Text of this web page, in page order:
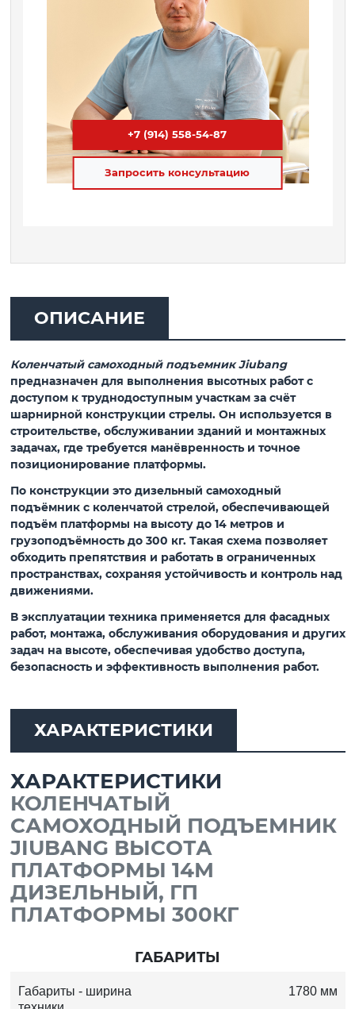
+7 (914) 558-54-87
Запросить консультацию
ОПИСАНИЕ
Коленчатый самоходный подъемник Jiubang
предназначен для выполнения высотных работ с
доступом к труднодоступным участкам за счёт
шарнирной конструкции стрелы. Он используется в
строительстве, обслуживании зданий и монтажных
задачах, где требуется манёвренность и точное
позиционирование платформы.
По конструкции это дизельный самоходный
подъёмник с коленчатой стрелой, обеспечивающей
подъём платформы на высоту до 14 метров и
грузоподъёмность до 300 кг. Такая схема позволяет
обходить препятствия и работать в ограниченных
пространствах, сохраняя устойчивость и контроль над
движениями.
В эксплуатации техника применяется для фасадных
работ, монтажа, обслуживания оборудования и других
задач на высоте, обеспечивая удобство доступа,
безопасность и эффективность выполнения работ.
ХАРАКТЕРИСТИКИ
ХАРАКТЕРИСТИКИ
КОЛЕНЧАТЫЙ
САМОХОДНЫЙ ПОДЪЕМНИК
JIUBANG ВЫСОТА
ПЛАТФОРМЫ 14М
ДИЗЕЛЬНЫЙ, ГП
ПЛАТФОРМЫ 300КГ
ГАБАРИТЫ
Габариты - ширина
1780 мм